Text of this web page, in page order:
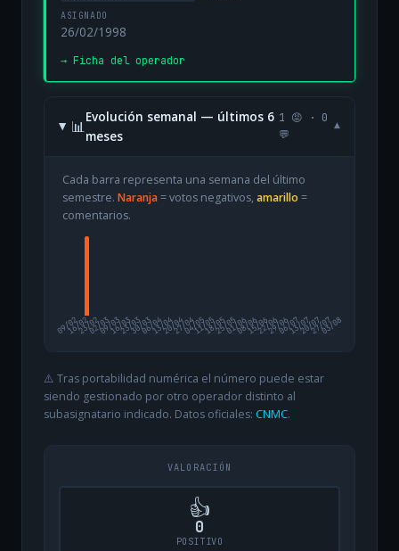
ASIGNADO
26/02/1998
→ Ficha del operador
📊
Evolución semanal — últimos 6
meses
1 😡 · 0
💬
▾
Cada barra representa una semana del último
semestre. Naranja= votos negativos, amarillo =
comentarios.
09/02
16/0223/0202/0309/0316/0323/0330/0306/0413/0420/0427/0404/0511/0518/0525/0501/0608/0615/0622/0629/0606/0713/0720/0727/07
03/08
⚠️ Tras portabilidad numérica el número puede estar
siendo gestionado por otro operador distinto al
subasignatario indicado. Datos oficiales: CNMC.
VALORACIÓN
👍
0
POSITIVO